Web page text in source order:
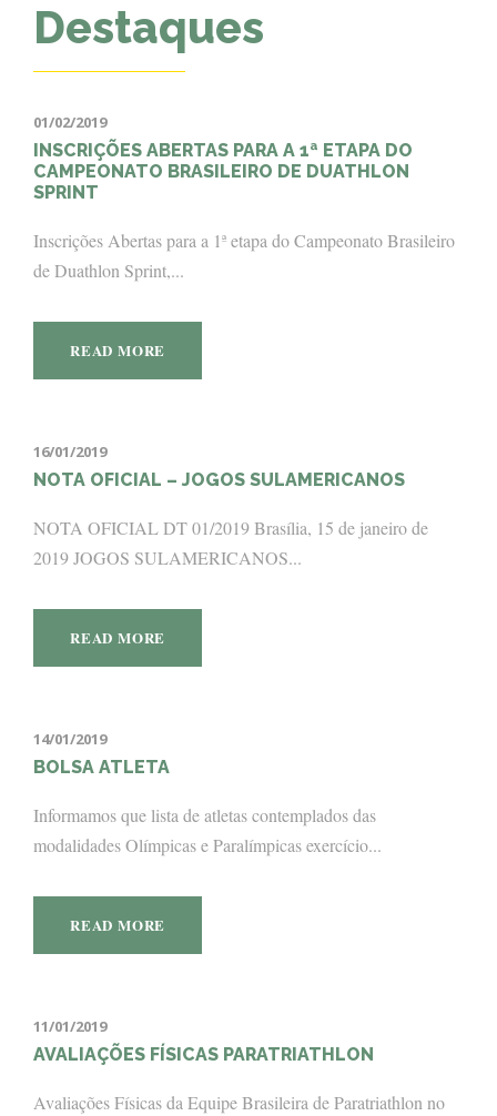
Destaques
01/02/2019
INSCRIÇÕES ABERTAS PARA A 1ª ETAPA DO
CAMPEONATO BRASILEIRO DE DUATHLON
SPRINT
Inscrições Abertas para a 1ª etapa do Campeonato Brasileiro
de Duathlon Sprint,...
READ MORE
16/01/2019
NOTA OFICIAL – JOGOS SULAMERICANOS
NOTA OFICIAL DT 01/2019 Brasília, 15 de janeiro de
2019 JOGOS SULAMERICANOS...
READ MORE
14/01/2019
BOLSA ATLETA
Informamos que lista de atletas contemplados das
modalidades Olímpicas e Paralímpicas exercício...
READ MORE
11/01/2019
AVALIAÇÕES FÍSICAS PARATRIATHLON
Avaliações Físicas da Equipe Brasileira de Paratriathlon no